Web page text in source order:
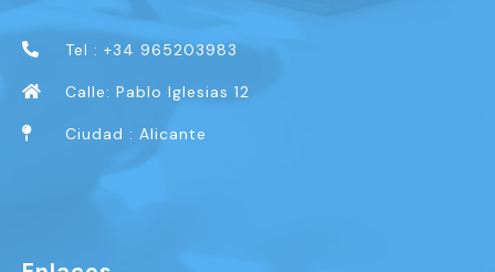
Tel : +34 965203983
Calle: Pablo Iglesias 12
Ciudad : Alicante